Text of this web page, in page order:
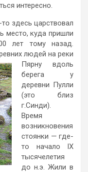
интересно.
здесь царствовал
место, куда пришли
лет тому назад.
людей на реки
Пярну вдоль
берега у
деревни Пулли
(это близ
г.Синди).
Время
возникновения
стоянки — где-
то начало IX
тысячелетия
до н.э. Жили в